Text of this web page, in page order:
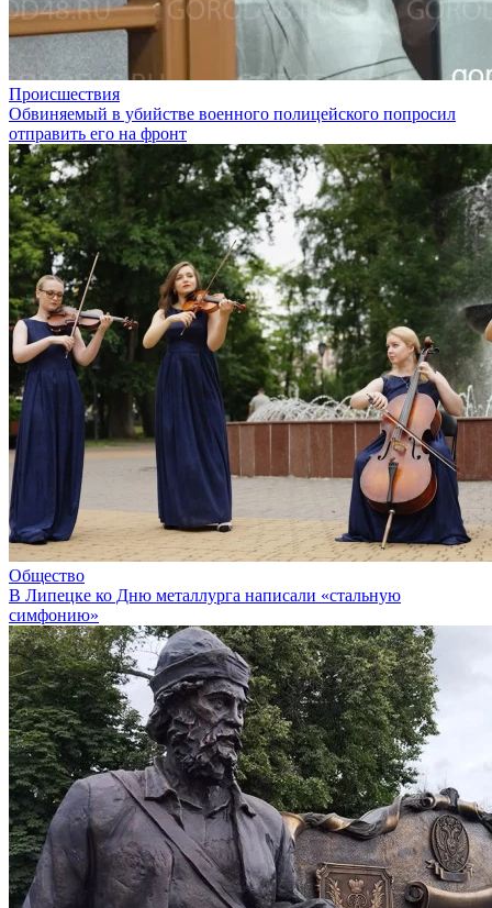
Происшествия
Обвиняемый в убийстве военного полицейского попросил
отправить его на фронт
Общество
В Липецке ко Дню металлурга написали «стальную
симфонию»